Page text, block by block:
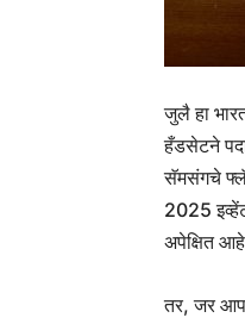
जुलै हा
हँडसेटने
सॅमसंगचे
2025
अपेक्षित
तर, जर